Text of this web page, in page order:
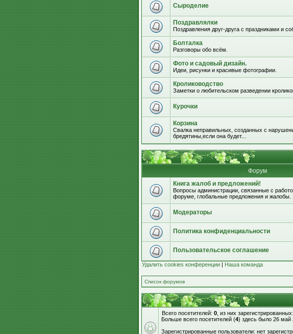
Сыроделие
Поздравлялки
Поздравления друг-друга с праздниками и
Болталка
Разговоры обо всём.
Фото и садовый дизайн.
Идеи, рисунки и красивые фотографии.
Кролиководство
Заметки о любительском разведении
Курочки
Корзина
Свалка неправильных, созданных с
бредятины,если она будет...
Форум
Книга жалоб и предложений!
Вопросы администрации, связанные с
форуме, глобальные предложения и жалобы.
Модераторы
Политика конфиденциальности
Пользовательское соглашение
Удалить cookies конференции | Наша команда
Список форумов
Всего посетителей: 0 , из них
Больше всего посетителей (4) здесь было 26 май
Зарегистрированные пользователи: нет